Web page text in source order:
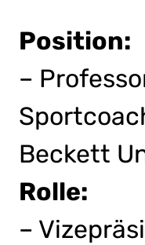
Position:
–
Beckett
Rolle:
–